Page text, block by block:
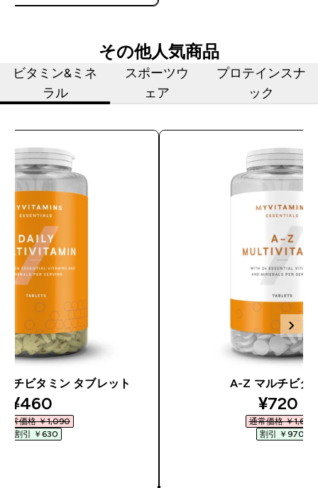
その他人気商品
ビタミン&ミネ
ラル
スポーツウ
ェア
プロテインスナ
ック
チビタミン タブレット
discounted price
¥460‎
通常価格 ￥1,090‎
割引 ￥630‎
A-Z マルチビタ
¥720‎
通常価格 ￥1,690‎
割引 ￥970‎